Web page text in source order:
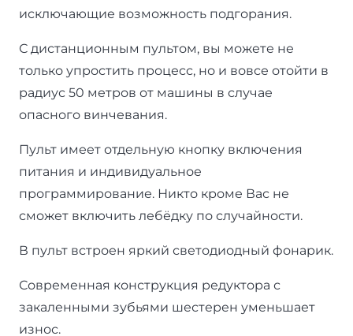
исключающие возможность подгорания.
С дистанционным пультом, вы можете не
только упростить процесс, но и вовсе отойти в
радиус 50 метров от машины в случае
опасного винчевания.
Пульт имеет отдельную кнопку включения
питания и индивидуальное
программирование. Никто кроме Вас не
сможет включить лебёдку по случайности.
В пульт встроен яркий светодиодный фонарик.
Современная конструкция редуктора с
закаленными зубьями шестерен уменьшает
износ.